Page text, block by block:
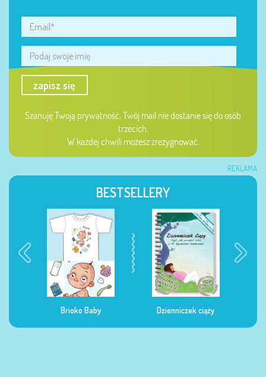
zapisz się
Szanuję Twoją prywatność, Twój mail nie dostanie się do osób
trzecich.
W każdej chwili możesz zrezygnować.
REKLAMA
BESTSELLERY
Dzienniczek ciąży Dzienniczek żywienia